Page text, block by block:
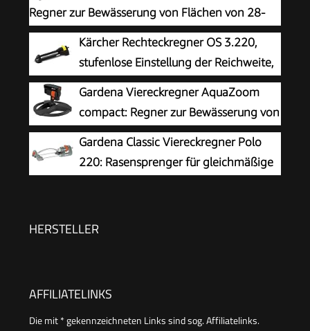
Regner zur Bewässerung von Flächen von 28-
350 m², Reichweite 7-21 m, Sprengweite 4-17
m, integrierter Metallfilter (18714-88)
Kärcher Rechteckregner OS 3.220,
stufenlose Einstellung der Reichweite,
max. Beregnungsfläche: 220 m²,
Sprengweite: 5-17 m, Sprengbreite: 9-13 m,
schwarz
Gardena Viereckregner AquaZoom
compact: Regner zur Bewässerung von
Nutzflächen von 9-216 m², Reichweite 3-18 m,
Sprengweite 3-12 m, integrierter Innenfilter
(18708-20)
Gardena Classic Viereckregner Polo
220: Rasensprenger für gleichmäßige
wartungsfrei dank Edelstahl-Schmutzsieb (2082-
HERSTELLER
AFFILIATELINKS
Die mit * gekennzeichneten Links sind sog. Affiliatelinks.